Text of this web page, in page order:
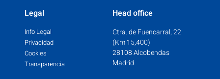
Legal
Info Legal
Privacidad
Cookies
Transparencia
Head office
Ctra. de Fuencarral, 22
(Km 15,400)
28108 Alcobendas
Madrid